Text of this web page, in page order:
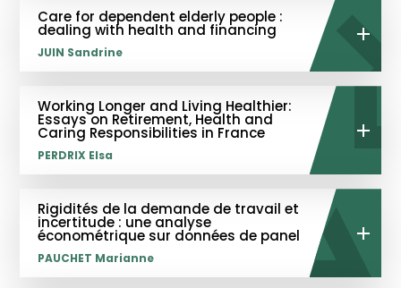
Care for dependent elderly people :
dealing with health and financing
JUIN Sandrine
Working Longer and Living Healthier:
Essays on Retirement, Health and
Caring Responsibilities in France
PERDRIX Elsa
Rigidités de la demande de travail et
incertitude : une analyse
économétrique sur données de panel
PAUCHET Marianne
Détails de la thèse